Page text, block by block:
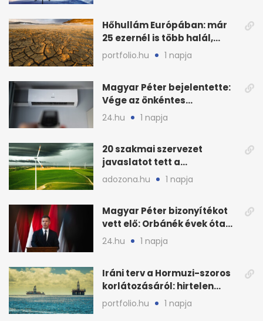
Hőhullám Európában: már
25 ezernél is több halál,
folytatódhat
portfolio.hu 1 napja
Magyar Péter bejelentette:
Vége az önkéntes
fogyasztáscsökkentésnek
24.hu 1 napja
20 szakmai szervezet
javaslatot tett a
fenntartható szélenergia-
adozona.hu 1 napja
Magyar Péter bizonyítékot
vett elő: Orbánék évek óta
tudtak az energiarendszer
összeomlásáról
24.hu 1 napja
Iráni terv a Hormuzi-szoros
korlátozásáról: hirtelen
megugrott az olajár
portfolio.hu 1 napja